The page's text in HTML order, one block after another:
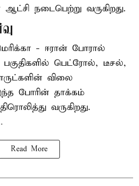
நடைபெற்று வருகிறது.
- ஈரான் போரால்
பெட்ரோல், டீசல்,
விலை
போரின் தாக்கம்
வருகிறது.
Read More